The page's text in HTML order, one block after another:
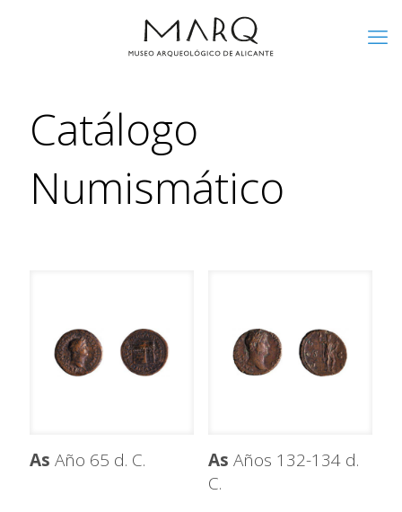
Catálogo
Numismático
As Año 65 d. C. As Años 132-134 d.
C.